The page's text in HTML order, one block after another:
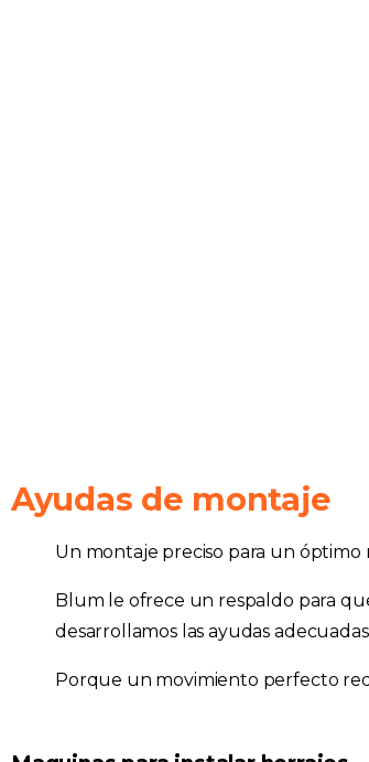
Ayudas de montaje
Un montaje preciso para un óptimo
Blum le ofrece un respaldo para
desarrollamos las ayudas
Porque un movimiento perfecto